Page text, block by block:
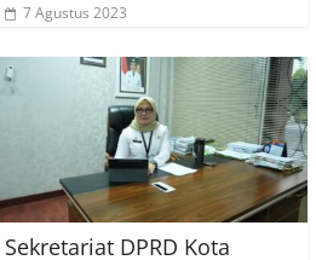
7 Agustus 2023
Sekretariat DPRD Kota